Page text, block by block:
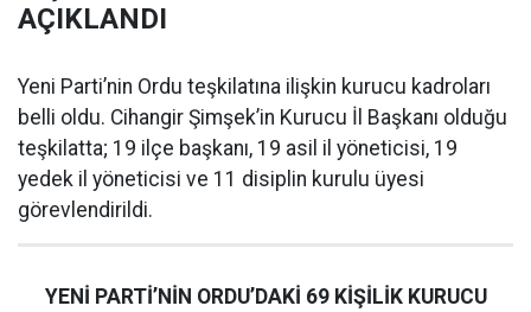
AÇIKLANDI
Yeni Parti’nin Ordu teşkilatına ilişkin kurucu kadroları
belli oldu. Cihangir Şimşek’in Kurucu İl Başkanı olduğu
teşkilatta; 19 ilçe başkanı, 19 asil il yöneticisi, 19
yedek il yöneticisi ve 11 disiplin kurulu üyesi
görevlendirildi.
YENİ PARTİ’NİN ORDU’DAKİ 69 KİŞİLİK KURUCU